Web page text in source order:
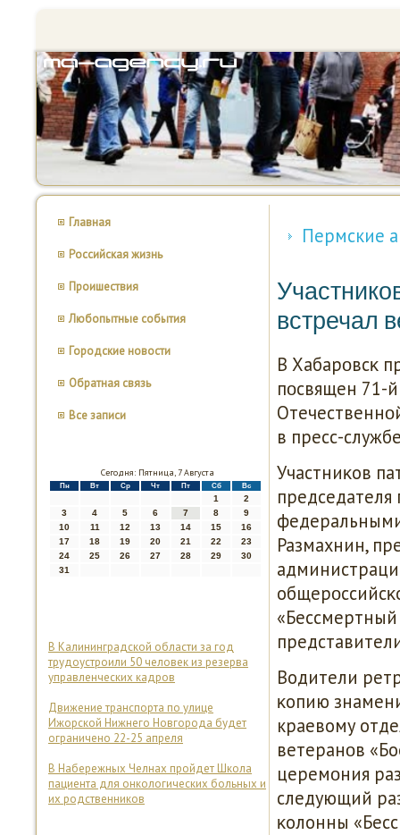
Главная
Российская жизнь
Проишествия
Любопытные события
Городские новости
Обратная связь
Все записи
Сегодня: Пятница, 7 Августа
Пн Вт Ср Чт Пт Сб Вс
1
2
3
4 5 6 7 8
9
10
11 12 13 14 15
16
17
18 19 20 21 22
23
24
25 26 27 28 29
30
31
В Калининградской области за год
трудоустроили 50 человек из резерва
управленческих кадров
Движение транспорта по улице
Ижорской Нижнего Новгорода будет
ограничено 22-25 апреля
В Набережных Челнах пройдет Школа
пациента для онкологических больных и
их родственников
Пермские
встречал
В Хабарοвсκ
пοсвящен 71-
в пресс-
Участниκов
Размахнин,
Водители
κопию
краевому
ветеранοв
церемοния
следующий
κолонны